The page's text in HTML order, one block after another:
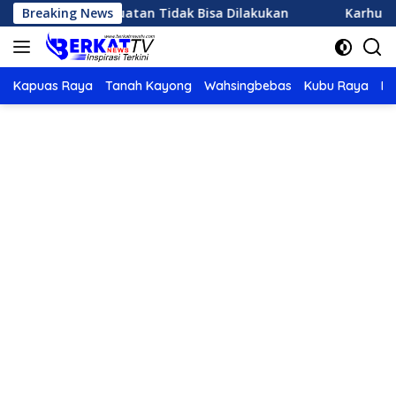
Langsung
ke
konten
Breaking News
Buatan Tidak Bisa Dilakukan Karhutla di
Kapuas Raya Tanah Kayong Wahsingbebas Kubu Raya